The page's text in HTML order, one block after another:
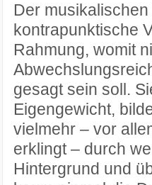
Der
kontrapunktische
Rahmung, womit
gesagt sein soll.
Eigengewicht,
vielmehr – vor
erklingt – durch
Hintergrund und